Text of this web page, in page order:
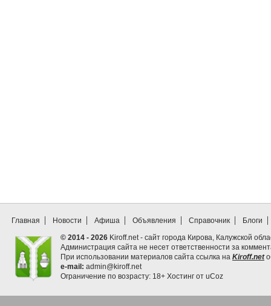
Главная Новости Афиша Объявления Справочник
Блоги
© 2014 - 2026 Kiroff.net - сайт города Кирова, Калужской
Администрация сайта не несет ответственности за
При использовании материалов сайта ссылка на Kiroff.net
e-mail: admin@kiroff.net
Ограничение по возрасту: 18+ Хостинг от uCoz